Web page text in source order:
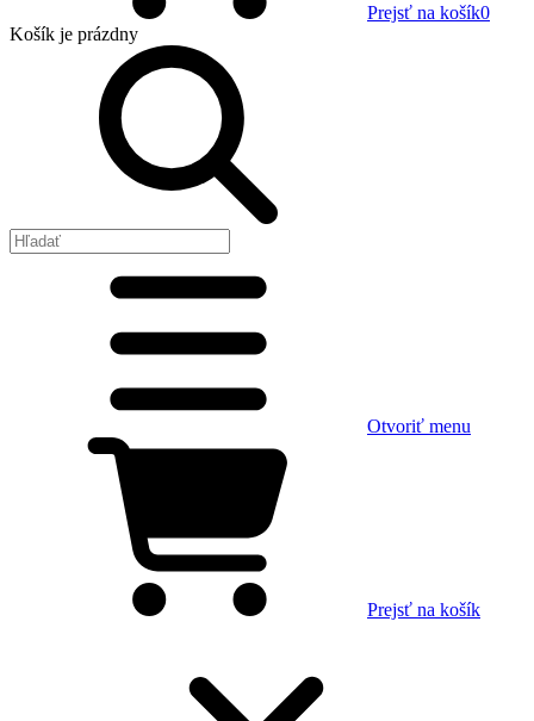
Prejsť na košík0
Košík je prázdny
Otvoriť menu
Prejsť na košík